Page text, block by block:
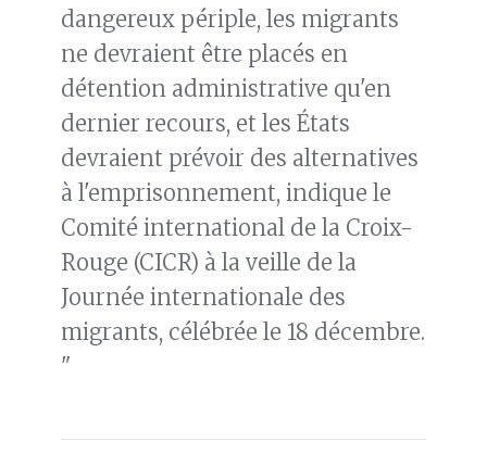
dangereux périple, les migrants
ne devraient être placés en
détention administrative qu'en
dernier recours, et les États
devraient prévoir des alternatives
à l'emprisonnement, indique le
Comité international de la Croix-
Rouge (CICR) à la veille de la
Journée internationale des
migrants, célébrée le 18 décembre.
"